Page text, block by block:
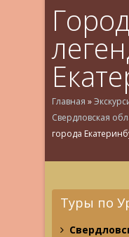
Главная »
Свердловская
города
Туры по